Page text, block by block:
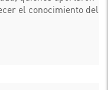
el conocimiento del